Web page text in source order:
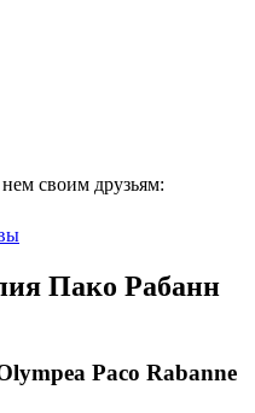
своим друзьям:
Пако Рабанн
Paco Rabanne